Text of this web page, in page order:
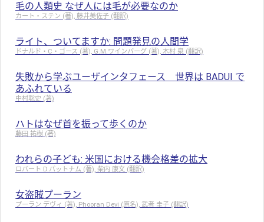
毛の人類史 なぜ人には毛が必要なのか
カート・ステン (著), 藤井美佐子 (翻訳)
ライト、ついてますか: 問題発見の人間学
ドナルド・C・ゴース (著), G.M.ワインバーグ (著), 木村 泉 (翻訳)
失敗から学ぶユーザインタフェース 世界は BADUI で
あふれている
中村聡史 (著)
ハトはなぜ首を振って歩くのか
藤田 祐樹 (著)
われらの子ども: 米国における機会格差の拡大
ロバート D.パットナム (著), 柴内 康文 (翻訳)
女盗賊プーラン
プーラン デヴィ (著), Phooran Devi (原名), 武者 圭子 (翻訳)